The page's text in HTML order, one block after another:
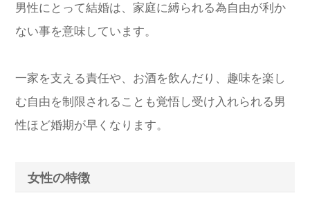
男性にとって結婚は、家庭に縛られる為自由が利か
ない事を意味しています。
一家を支える責任や、お酒を飲んだり、趣味を楽し
む自由を制限されることも覚悟し受け入れられる男
性ほど婚期が早くなります。
女性の特徴